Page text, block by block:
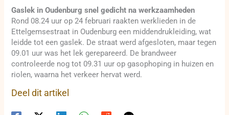
Gaslek in Oudenburg snel gedicht na werkzaamheden
Rond 08.24 uur op 24 februari raakten werklieden in de
Ettelgemsestraat in Oudenburg een middendrukleiding, wat
leidde tot een gaslek. De straat werd afgesloten, maar tegen
09.01 uur was het lek gerepareerd. De brandweer
controleerde nog tot 09.31 uur op gasophoping in huizen en
riolen, waarna het verkeer hervat werd.
Deel dit artikel